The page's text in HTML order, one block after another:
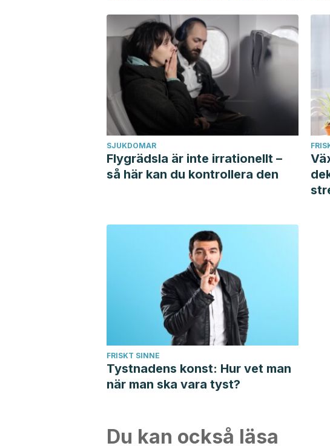
SJUKDOMAR
Flygrädsla är inte irrationellt –
så här kan du kontrollera den
FRISKT SINNE
Tystnadens konst: Hur vet man
när man ska vara tyst?
Du kan också läsa